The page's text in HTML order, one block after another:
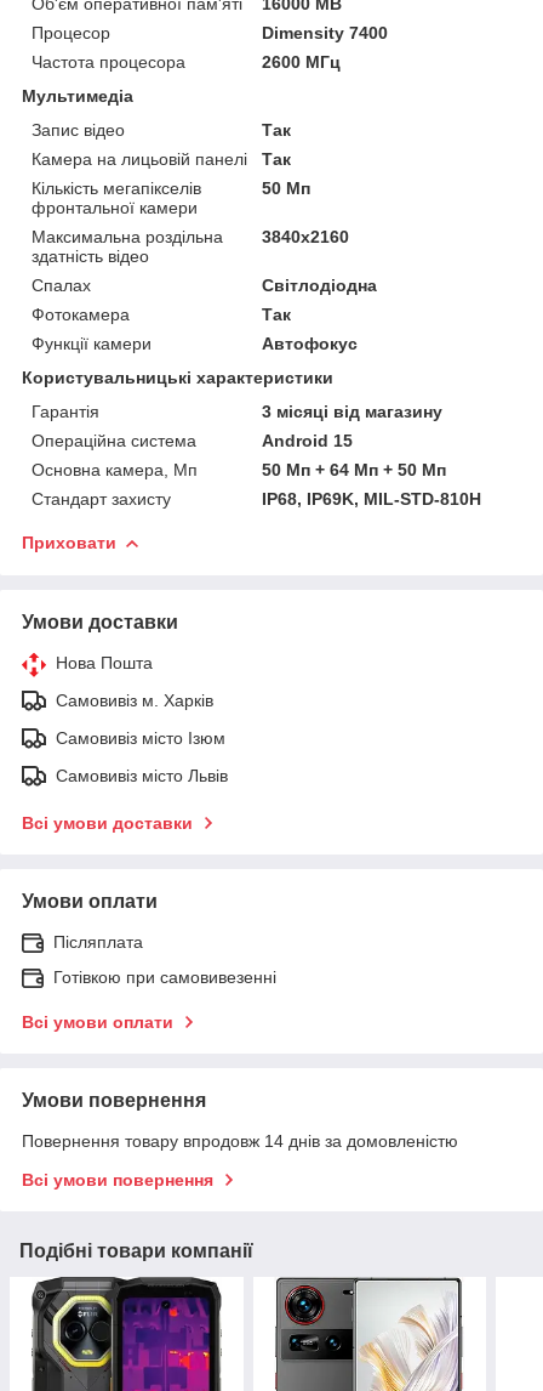
Процесор
Dimensity 7400
Частота процесора
2600 МГц
Мультимедіа
Запис відео
Так
Камера на лицьовій панелі
Так
Кількість мегапікселів
фронтальної камери
50 Мп
Максимальна роздільна
здатність відео
3840x2160
Спалах
Світлодіодна
Фотокамера
Так
Функції камери
Автофокус
Користувальницькі характеристики
Гарантія
3 місяці від магазину
Операційна система
Android 15
Основна камера, Мп
50 Мп + 64 Мп + 50 Мп
Стандарт захисту
IP68, IP69K, MIL-STD-810H
Приховати
Умови доставки
Нова Пошта
Самовивіз м. Харків
Самовивіз місто Ізюм
Самовивіз місто Львів
Всі умови доставки
Умови оплати
Післяплата
Готівкою при самовивезенні
Всі умови оплати
Умови повернення
Повернення товару впродовж 14 днів за домовленістю
Всі умови повернення
Подібні товари компанії